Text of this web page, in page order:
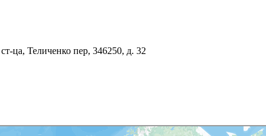
ца, Теличенко пер, 346250, д. 32